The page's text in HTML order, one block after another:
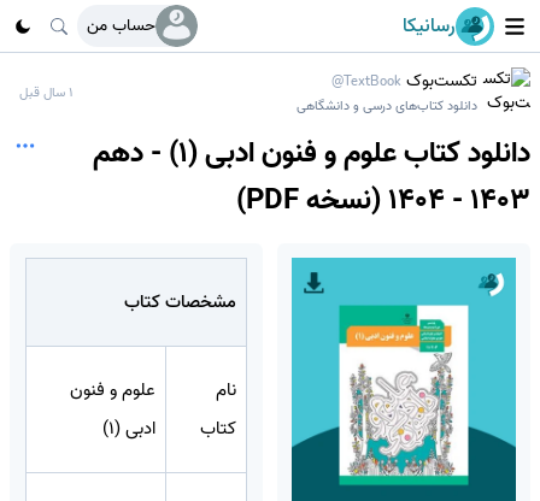
رسانیکا حساب من
تکست‌بوک @TextBook
دانلود کتاب‌های درسی و دانشگاهی
1 سال قبل
دانلود کتاب علوم و فنون ادبی (1) - دهم
1403 - 1404 (نسخه PDF)
مشخصات کتاب
نام
کتاب
علوم و فنون
ادبی (1)